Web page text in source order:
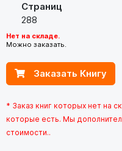
Страниц
288
Нет на складе.
Можно заказать.
Заказать Книгу
* Заказ книг которых нет на
которые есть. Мы
стоимости..